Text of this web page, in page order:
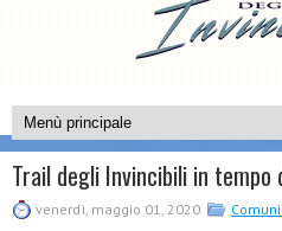
Trail degli Invincibili in tempo
venerdì, maggio 01, 2020